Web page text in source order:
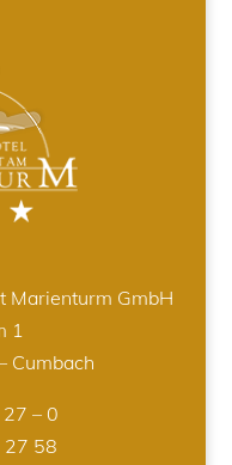
Marienturm GmbH
1
Cumbach
– 0
27 58